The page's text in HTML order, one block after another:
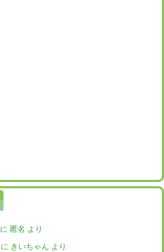
に匿名 より
に きいちゃん より